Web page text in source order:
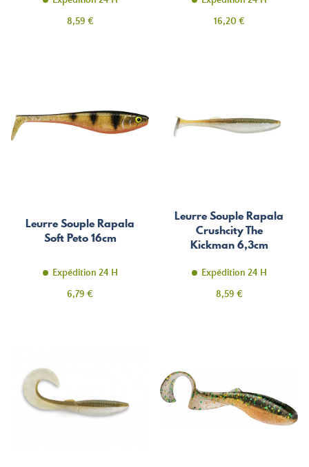
Prix
8,59 €
Prix
16,20 €
Leurre Souple Rapala
Soft Peto 16cm
Expédition 24 H
Prix
6,79 €
Leurre Souple Rapala
Crushcity The
Kickman 6,3cm
Expédition 24 H
Prix
8,59 €